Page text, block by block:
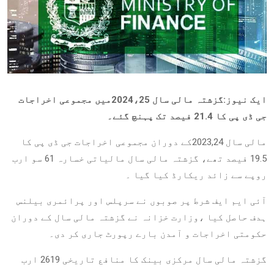
ایک نیوز:گزشتہ مالی سال 2024،25میں مجموعی اخراجات
جی ڈی پی کا 21.4 فیصد تک پہنچ گئے۔
مالی سال 2023,24کے دوران مجموعی اخراجات جی ڈی پی کا
19.5 فیصد تھے، گزشتہ مالی سال مالیاتی خسارہ 61 سو ارب
روپے سے زائد ریکارڈ کیا گیا ۔
آئی ایم ایف شرط پر صوبوں نے سرپلس اور پرائمری بیلنس
ہدف حاصل کیا ،وزارت خزانہ نے گزشتہ مالی سال کے دوران
حکومتی اخراجات و آمدن بارے رپورٹ جاری کر دی۔
گزشتہ مالی سال مرکزی بینک کا منافع تاریخی 2619 ارب